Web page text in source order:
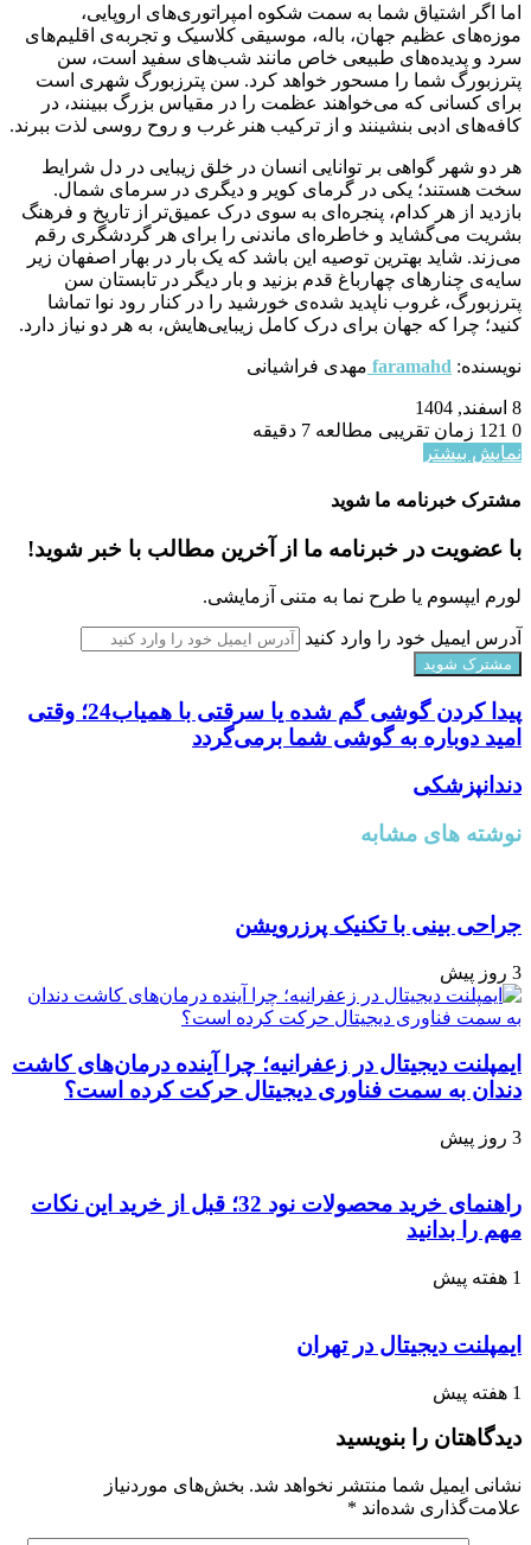
اما اگر اشتیاق شما به سمت شکوه امپراتوری‌های اروپایی،
موزه‌های عظیم جهان، باله، موسیقی کلاسیک و تجربه‌ی اقلیم‌های
سرد و پدیده‌های طبیعی خاص مانند شب‌های سفید است، سن
پترزبورگ شما را مسحور خواهد کرد. سن پترزبورگ شهری است
برای کسانی که می‌خواهند عظمت را در مقیاس بزرگ ببینند، در
کافه‌های ادبی بنشینند و از ترکیب هنر غرب و روح روسی لذت ببرند.
هر دو شهر گواهی بر توانایی انسان در خلق زیبایی در دل شرایط
سخت هستند؛ یکی در گرمای کویر و دیگری در سرمای شمال.
بازدید از هر کدام، پنجره‌ای به سوی درک عمیق‌تر از تاریخ و فرهنگ
بشریت می‌گشاید و خاطره‌ای ماندنی را برای هر گردشگری رقم
می‌زند. شاید بهترین توصیه این باشد که یک بار در بهار اصفهان زیر
سایه‌ی چنارهای چهارباغ قدم بزنید و بار دیگر در تابستان سن
پترزبورگ، غروب ناپدید شده‌ی خورشید را در کنار رود نوا تماشا
کنید؛ چرا که جهان برای درک کامل زیبایی‌هایش، به هر دو نیاز دارد.
نویسنده: faramahd مهدی فراشیانی
8 اسفند, 1404
0
زمان تقریبی مطالعه 7 دقیقه
نمایش بیشتر
مشترک خبرنامه ما شوید
با عضویت در خبرنامه ما از آخرین مطالب با خبر شوید!
لورم ایپسوم یا طرح‌ نما به متنی آزمایشی.
آدرس ایمیل خود را وارد کنید
پیدا کردن گوشی گم شده یا سرقتی با همیاب24؛ وقتی
امید دوباره به گوشی شما برمی‌گردد
دندانپزشکی
نوشته های مشابه
جراحی بینی با تکنیک پرزرویشن
3 روز پیش
ایمپلنت دیجیتال در زعفرانیه؛ چرا آینده درمان‌های کاشت
دندان به سمت فناوری دیجیتال حرکت کرده است؟
3 روز پیش
راهنمای خرید محصولات نود 32؛ قبل از خرید این نکات
مهم را بدانید
1 هفته پیش
ایمپلنت دیجیتال در تهران
1 هفته پیش
دیدگاهتان را بنویسید
نشانی ایمیل شما منتشر نخواهد شد. بخش‌های موردنیاز
علامت‌گذاری شده‌اند *